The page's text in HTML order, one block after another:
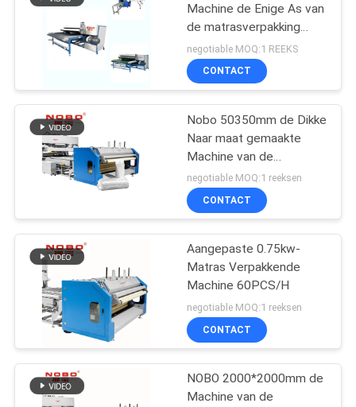
Matras die Machine
rollen
De Machine van de
matrascompressie
8
Machine de Enige As van
de matrasverpakking
Semi Automatische
Rolling Machine
negotiable MOQ:1 REEKS
CONTACT
Nobo 50350mm de Dikke
Naar maat gemaakte
Machine van de
Matrasverpakking
negotiable MOQ:1 reeksen
CONTACT
Aangepaste 0.75kw-
Matras Verpakkende
Machine 60PCS/H
negotiable MOQ:1 reeksen
CONTACT
NOBO 2000*2000mm de
Machine van de